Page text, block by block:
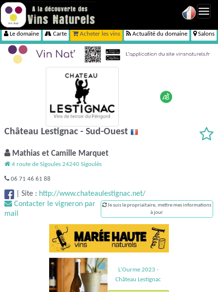
Le domaine Carte Acheter les vins Actualité du domaine Salons
Château Lestignac - Sud-Ouest
Mathias et Camille Marquet
4 route de Sigoules 24240 Sigoulès
06 71 46 61 88
|Site : http://www.chateaulestignac.net/
Contacter le vigneron par
mail
Je suis le propriaitaire, mettre mes informations
à jour
L'Ourme 2023 -
Château Lestignac